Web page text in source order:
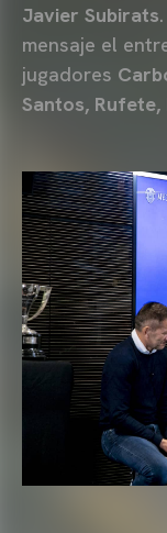
Javier Subirats
mensaje el
jugadores
Santos, Rufete,